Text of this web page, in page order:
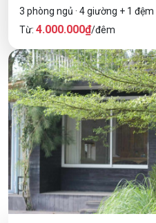
3 phòng ngủ · 4 giường + 1 đệm
Từ: 4.000.000₫/đêm